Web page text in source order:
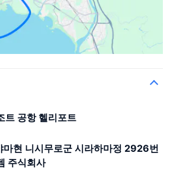
트 공항 헬리포트
마현 니시무로군 시라하마정 2926번
주식회사